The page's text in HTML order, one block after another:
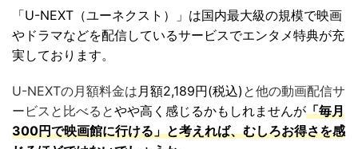
「U-NEXT（ユーネクスト）」は国内最大級の規模で映画
やドラマなどを配信しているサービスでエンタメ特典が充
実しております。
U-NEXTの月額料金は月額2,189円(税込) と他の動画配信サ
ービスと比べるとやや高く感じるかもしれませんが「毎月
300円で映画館に行ける」と考えれば、むしろお得さを感